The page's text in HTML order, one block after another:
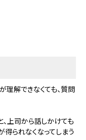
理解できなくても、質問
、上司から話しかけても
得られなくなってしまう